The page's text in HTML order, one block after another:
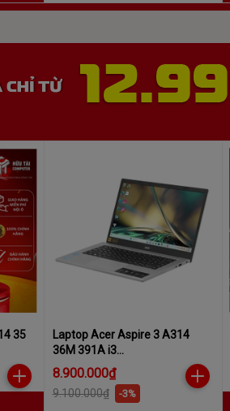
35
Laptop Acer Aspire 3 A314
36M 391A i3
N305/8GB/512GB/Win11
(NX.KDMSV.002)
8.900.000₫
9.100.000₫ -3%